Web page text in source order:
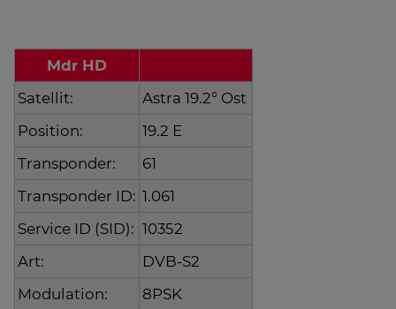
Mdr HD
Satellit:
Astra 19.2° Ost
Position:
19.2 E
Transponder:
61
Transponder ID: 1.061
Service ID (SID): 10352
Art:
DVB-S2
Modulation:
8PSK